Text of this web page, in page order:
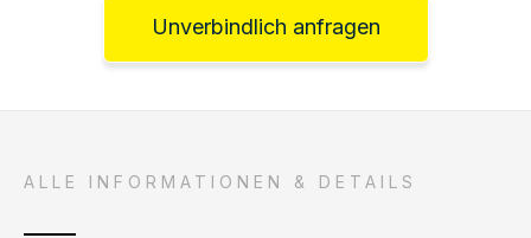
Unverbindlich anfragen
ALLE INFORMATIONEN & DETAILS